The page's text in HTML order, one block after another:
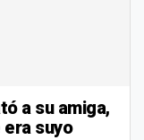
a su amiga,
suyo